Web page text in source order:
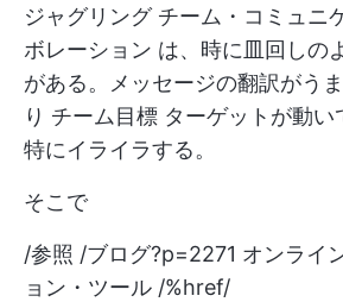
ジャグリング チーム・コミュニ
ボレーション は、時に皿回しの
がある。メッセージの翻訳がう
り チーム目標 ターゲットが動い
特にイライラする。
そこで
/参照 /ブログ?p=2271 オンライ
ョン・ツール /%href/